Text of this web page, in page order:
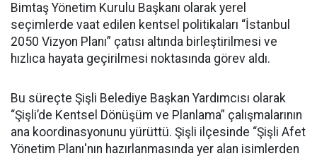
Bimtaş Yönetim Kurulu Başkanı olarak yerel
seçimlerde vaat edilen kentsel politikaları “İstanbul
2050 Vizyon Planı” çatısı altında birleştirilmesi ve
hızlıca hayata geçirilmesi noktasında görev aldı.
Bu süreçte Şişli Belediye Başkan Yardımcısı olarak
“Şişli’de Kentsel Dönüşüm ve Planlama” çalışmalarının
ana koordinasyonunu yürüttü. Şişli ilçesinde “Şişli Afet
Yönetim Planı'nın hazırlanmasında yer alan isimlerden